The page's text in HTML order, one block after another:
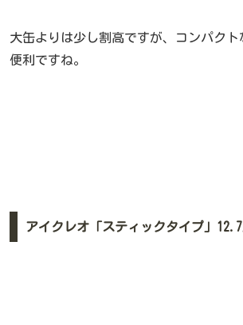
大缶よりは少し割高ですが、コンパクト
便利ですね。
アイクレオ「スティックタイプ」